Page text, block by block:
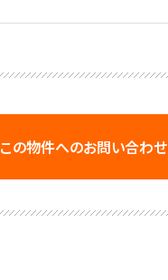
この物件へのお問い合わせ